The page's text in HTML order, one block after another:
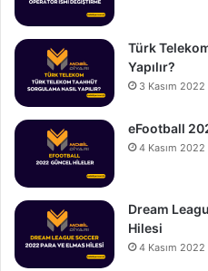
Türk
Yapılır?
3 Kasım 2022
eFootball
4 Kasım 2022
Dream
Hilesi
4 Kasım 2022